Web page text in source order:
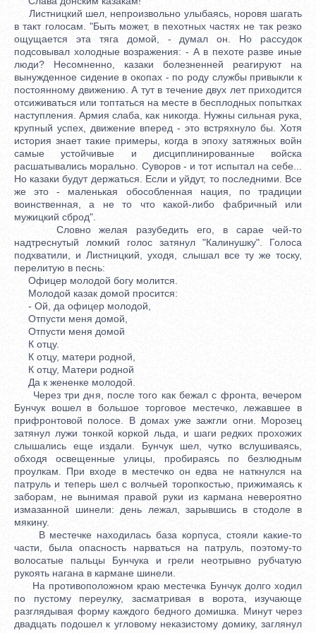
Листницкий шел, непроизвольно улыбаясь, норовя шагать
в такт голосам. "Быть может, в пехотных частях не так резко
ощущается эта тяга домой, - думал он. Но рассудок
подсовывал холодные возражения: - А в пехоте разве иные
люди? Несомненно, казаки болезненней реагируют на
вынужденное сидение в окопах - по роду службы привыкли к
постоянному движению. А тут в течение двух лет приходится
отсиживаться или топтаться на месте в бесплодных попытках
наступления. Армия слаба, как никогда. Нужны сильная рука,
крупный успех, движение вперед - это встряхнуло бы. Хотя
история знает такие примеры, когда в эпоху затяжных войн
самые устойчивые и дисциплинированные войска
расшатывались морально. Суворов - и тот испытал на себе...
Но казаки будут держаться. Если и уйдут, то последними. Все
же это - маленькая обособленная нация, по традиции
воинственная, а не то что какой-либо фабричный или
мужицкий сброд".
Словно желая разубедить его, в сарае чей-то
надтреснутый ломкий голос затянул "Калинушку". Голоса
подхватили, и Листницкий, уходя, слышал все ту же тоску,
перелитую в песнь:
Офицер молодой богу молится.
Молодой казак домой просится:
- Ой, да офицер молодой,
Отпусти меня домой,
Отпусти меня домой
К отцу.
К отцу, матери родной,
К отцу, Матери родной
Да к жененке молодой.
Через три дня, после того как бежал с фронта, вечером
Бунчук вошел в большое торговое местечко, лежавшее в
прифронтовой полосе. В домах уже зажгли огни. Морозец
затянул лужи тонкой коркой льда, и шаги редких прохожих
слышались еще издали. Бунчук шел, чутко вслушиваясь,
обходя освещенные улицы, пробираясь по безлюдным
проулкам. При входе в местечко он едва не наткнулся на
патруль и теперь шел с волчьей торопкостью, прижимаясь к
заборам, не вынимая правой руки из кармана невероятно
измазанной шинели: день лежал, зарывшись в стодоле в
мякину.
В местечке находилась база корпуса, стояли какие-то
части, была опасность нарваться на патруль, поэтому-то
волосатые пальцы Бунчука и грели неотрывно рубчатую
рукоять нагана в кармане шинели.
На противоположном краю местечка Бунчук долго ходил
по пустому переулку, засматривая в ворота, изучающе
разглядывая форму каждого бедного домишка. Минут через
двадцать подошел к угловому неказистому домику, заглянул